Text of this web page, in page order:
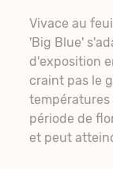
Vivace au
'Big Blue'
d'exposition
craint pas le
températures
période de
et peut